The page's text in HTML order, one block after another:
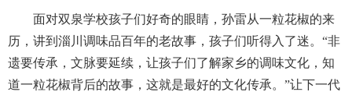
面对双泉学校孩子们好奇的眼睛，孙雷从一粒花椒的来
历，讲到淄川调味品百年的老故事，孩子们听得入了迷。“非
遗要传承，文脉要延续，让孩子们了解家乡的调味文化，知
道一粒花椒背后的故事，这就是最好的文化传承。”让下一代